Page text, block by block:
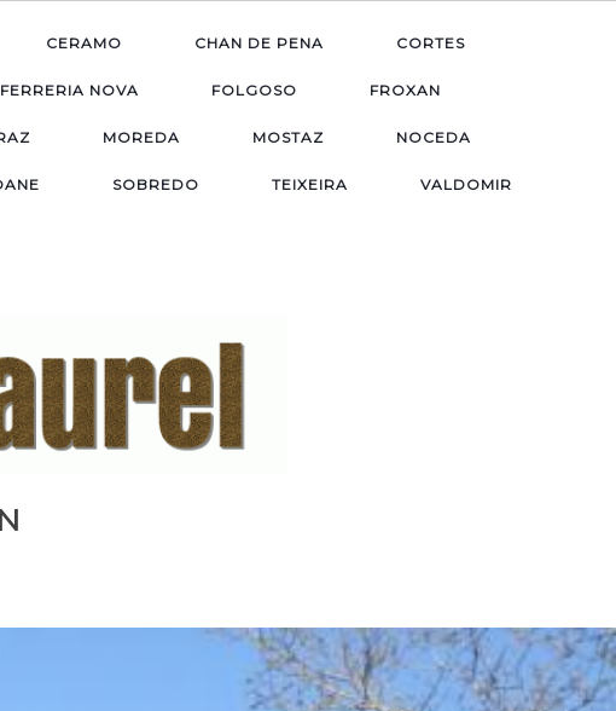
CERAMO CHAN DE PENA CORTES
FERRERIA NOVA FOLGOSO FROXAN
MOREDA MOSTAZ NOCEDA
SOBREDO TEIXEIRA VALDOMIR